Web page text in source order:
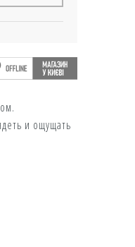
и ощущать